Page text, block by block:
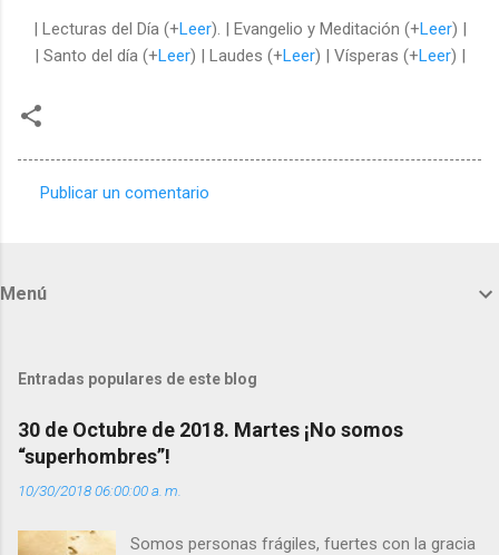
| Lecturas del Día (+Leer). | Evangelio y Meditación (+Leer) |
| Santo del día (+Leer) | Laudes (+Leer) | Vísperas (+Leer) |
t
r
i
o
s
Publicar un comentario
Menú
Entradas populares de este blog
30 de Octubre de 2018. Martes ¡No somos
“superhombres”!
10/30/2018 06:00:00 a. m.
Somos personas frágiles, fuertes con la gracia